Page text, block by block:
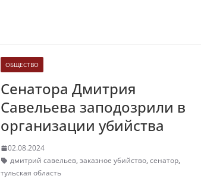
ОБЩЕСТВО
Cенатора Дмитрия
Савельева заподозрили в
организации убийства
02.08.2024
дмитрий савельев, заказное убийство, сенатор,
тульская область